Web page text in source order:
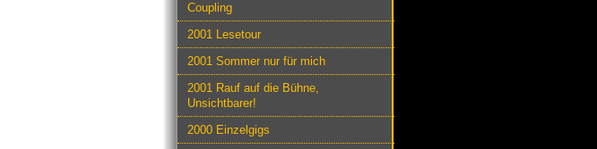
Coupling
2001 Lesetour
2001 Sommer nur für mich
2001 Rauf auf die Bühne,
Unsichtbarer!
2000 Einzelgigs